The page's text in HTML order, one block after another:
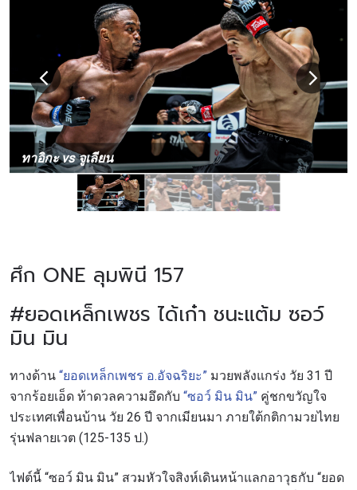
ทาอิกะ vs จูเลียน
ศึก ONE ลุมพินี 157
#ยอดเหล็กเพชร ได้เก๋า ชนะแต้ม ซอว์
มิน มิน
ทางด้าน “ยอดเหล็กเพชร อ.อัจฉริยะ” มวยพลังแกร่ง วัย 31 ปี
จากร้อยเอ็ด ท้าดวลความอึดกับ “ซอว์ มิน มิน” คู่ชกขวัญใจ
ประเทศเพื่อนบ้าน วัย 26 ปี จากเมียนมา ภายใต้กติกามวยไทย
รุ่นฟลายเวต (125-135 ป.)
ไฟต์นี้ “ซอว์ มิน มิน” สวมหัวใจสิงห์เดินหน้าแลกอาวุธกับ “ยอด